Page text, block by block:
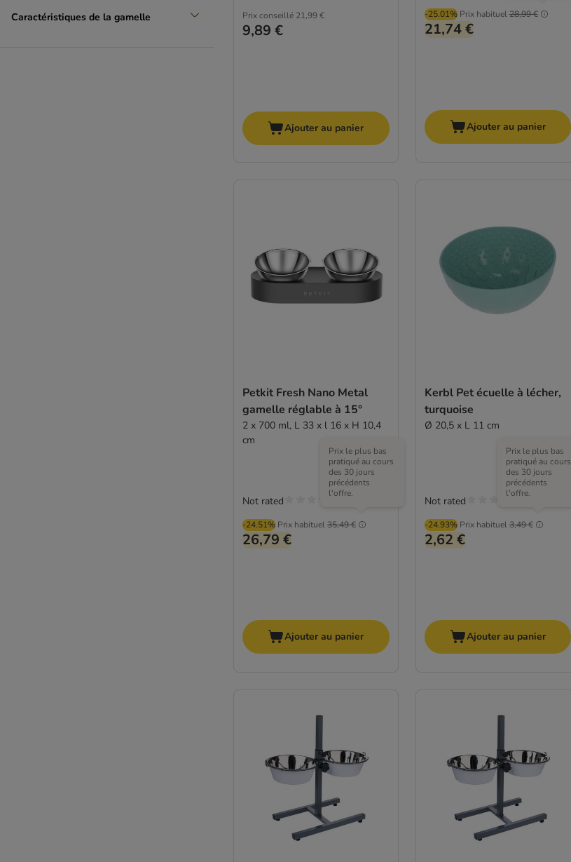
Caractéristiques de la gamelle Prix conseillé 21,99 €
9,89 €
Ajouter au panier
-25.01% Prix habituel28,99 €
21,74 €
Ajouter au panier
Petkit Fresh Nano Metal
gamelle réglable à 15°
2 x 700 ml, L 33 x l 16 x H 10,4
cm
-24.51% Prix habituel35,49 €
Prix le plus bas
pratiqué au cours
des 30 jours
précédents
l'offre.
26,79 €
Not rated
Ajouter au panier
Kerbl Pet écuelle à lécher,
turquoise
Ø 20,5 x L 11 cm
-24.93% Prix habituel3,49 €
Prix le plus bas
pratiqué au cours
des 30 jours
précédents
l'offre.
2,62 €
Not rated
Ajouter au panier